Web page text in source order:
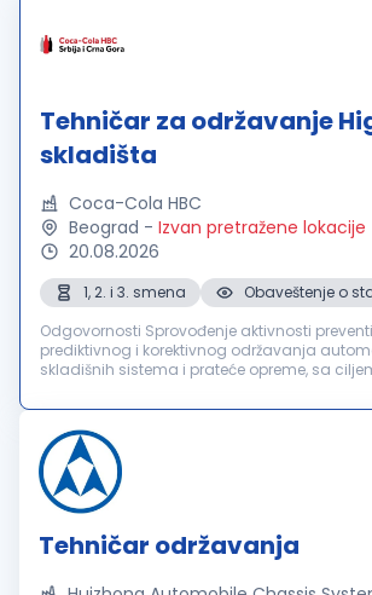
Tehničar za održavanje
skladišta
Coca-Cola HBC
Beograd - Izvan pretražene lokacije
20.08.2026
1, 2. i 3. smena
Obaveštenje o
Odgovornosti Sprovođenje aktivnosti preventivnog,
prediktivnog i korektivnog održavanja
skladišnih sistema i prateće opreme, sa
Pravovremena identifikacija i...
Tehničar održavanja